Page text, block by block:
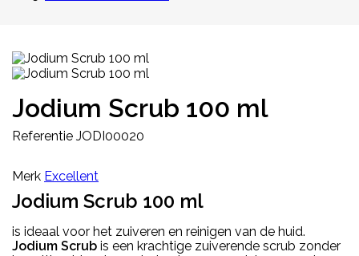
Jodium Scrub 100 ml
Referentie JODI00020
Merk Excellent
Jodium Scrub 100 ml
is ideaal voor het zuiveren en reinigen van de huid.
Jodium Scrub is een krachtige zuiverende scrub zonder